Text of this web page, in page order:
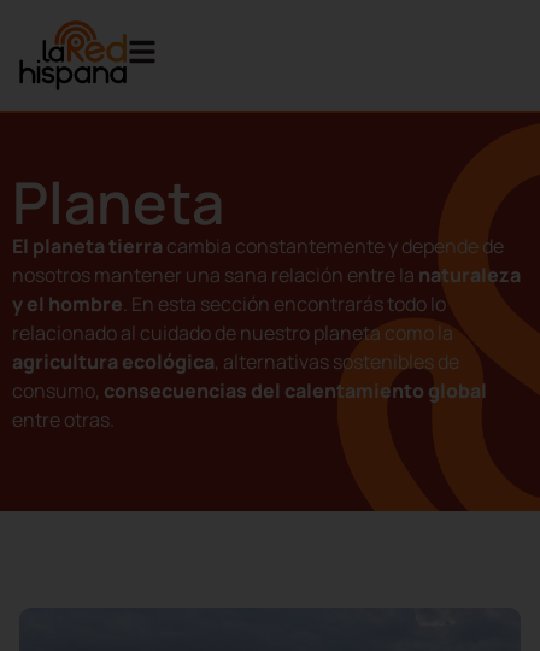
Planeta
El planeta tierra cambia constantemente y depende de
nosotros mantener una sana relación entre la naturaleza
y el hombre. En esta sección encontrarás todo lo
relacionado al cuidado de nuestro planeta como la
agricultura ecológica, alternativas sostenibles de
consumo, consecuencias del calentamiento global
entre otras.